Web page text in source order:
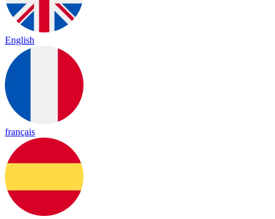
English
français